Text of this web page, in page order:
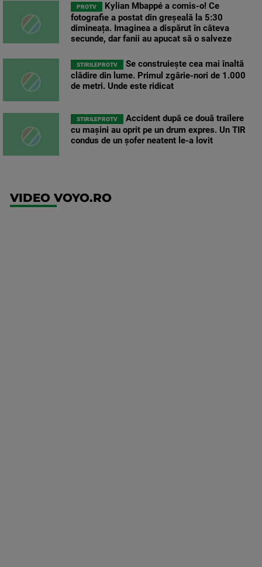
PROTV
Kylian Mbappé a comis-o! Ce
fotografie a postat din greșeală la 5:30
dimineața. Imaginea a dispărut în câteva
secunde, dar fanii au apucat să o salveze
STIRILEPROTV
Se construiește cea mai înaltă
clădire din lume. Primul zgârie-nori de 1.000
de metri. Unde este ridicat
STIRILEPROTV
Accident după ce două trailere
cu mașini au oprit pe un drum expres. Un TIR
condus de un șofer neatent le-a lovit
VIDEO VOYO.RO